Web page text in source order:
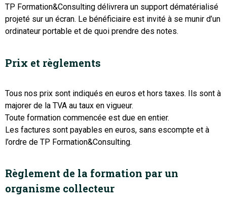
TP Formation&Consulting délivrera un support dématérialisé
projeté sur un écran. Le bénéficiaire est invité à se munir d’un
ordinateur portable et de quoi prendre des notes.
Prix et règlements
Tous nos prix sont indiqués en euros et hors taxes. Ils sont à
majorer de la TVA au taux en vigueur.
Toute formation commencée est due en entier.
Les factures sont payables en euros, sans escompte et à
l’ordre de TP Formation&Consulting.
Règlement de la formation par un
organisme collecteur